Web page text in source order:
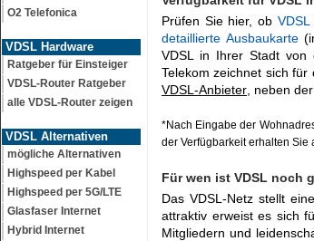
O2 Telefonica
VDSL Hardware
Ratgeber für Einsteiger
VDSL-Router Ratgeber
alle VDSL-Router zeigen
VDSL Alternativen
mögliche Alternativen
Highspeed per Kabel
Highspeed per 5G/LTE
Glasfaser Internet
Hybrid Internet
Prüfen Sie hier, ob
detaillierte Ausbaukarte
VDSL in Ihrer Stadt von
Telekom zeichnet sich für
VDSL-Anbieter , neben
*Nach Eingabe der
der Verfügbarkeit erhalten Sie
Für wen ist VDSL noch
Das VDSL-Netz stellt
attraktiv erweist es sich
Mitgliedern und